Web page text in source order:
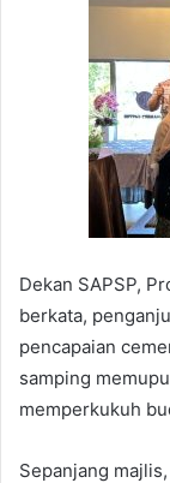
Dekan SAPSP,
berkata,
pencapaian
samping
memperkukuh
Sepanjang